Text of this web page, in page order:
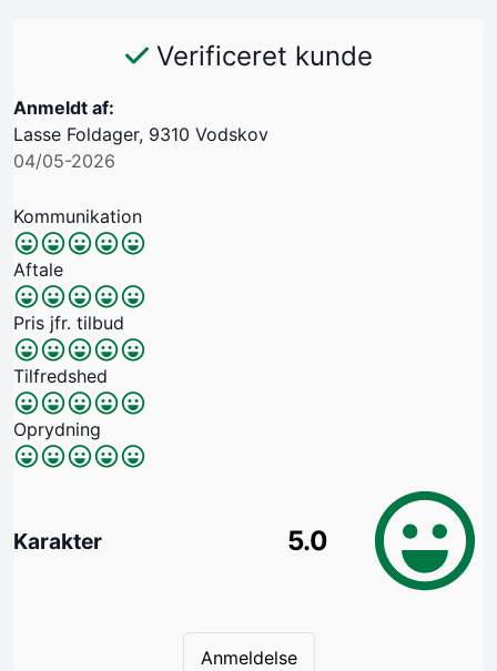
Verificeret kunde
Anmeldt af:
Lasse Foldager, 9310 Vodskov
04/05-2026
Kommunikation
Aftale
Pris jfr. tilbud
Tilfredshed
Oprydning
Karakter 5.0
Anmeldelse